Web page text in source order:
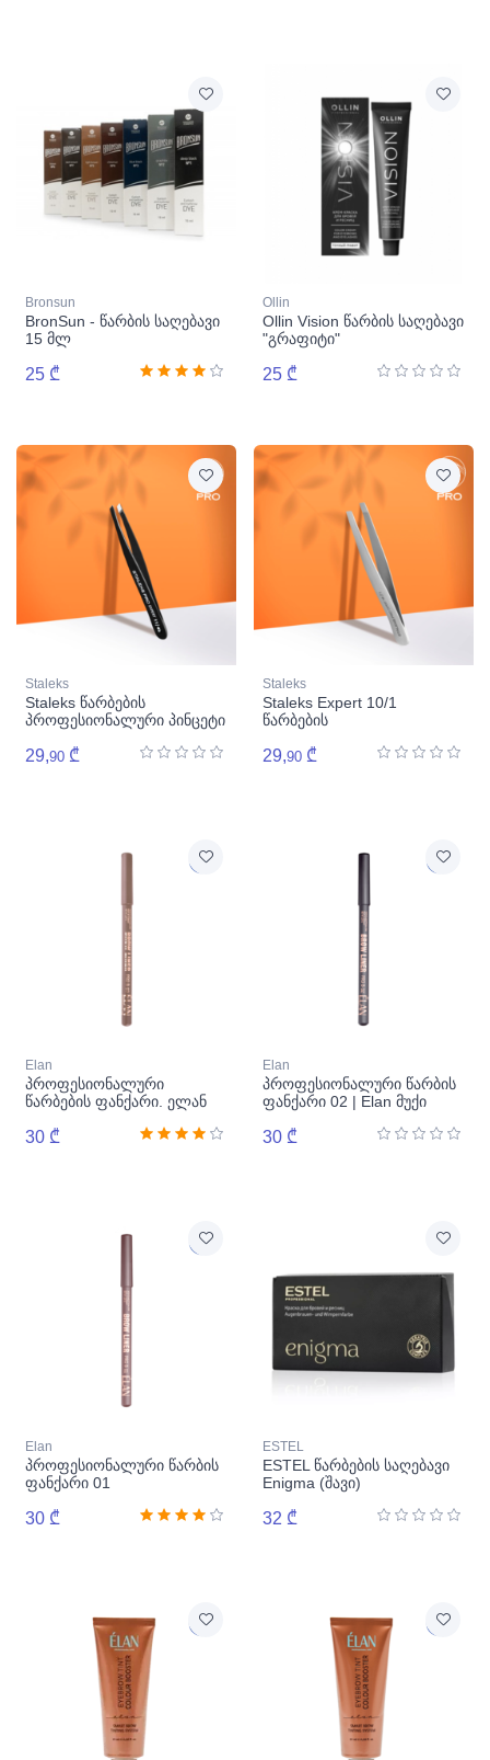
Bronsun
BronSun - წარბის საღებავი
15 მლ
25 ₾
Ollin
Ollin Vision წარბის საღებავი
"გრაფიტი"
25 ₾
Staleks
Staleks წარბების
პროფესიონალური პინცეტი
29,90 ₾
Staleks
Staleks Expert 10/1
წარბების
29,90 ₾
Elan
პროფესიონალური
წარბების ფანქარი. ელან
30 ₾
Elan
პროფესიონალური წარბის
ფანქარი 02 | Elan მუქი
30 ₾
Elan
პროფესიონალური წარბის
ფანქარი 01
30 ₾
ESTEL
ESTEL წარბების საღებავი
Enigma (შავი)
32 ₾